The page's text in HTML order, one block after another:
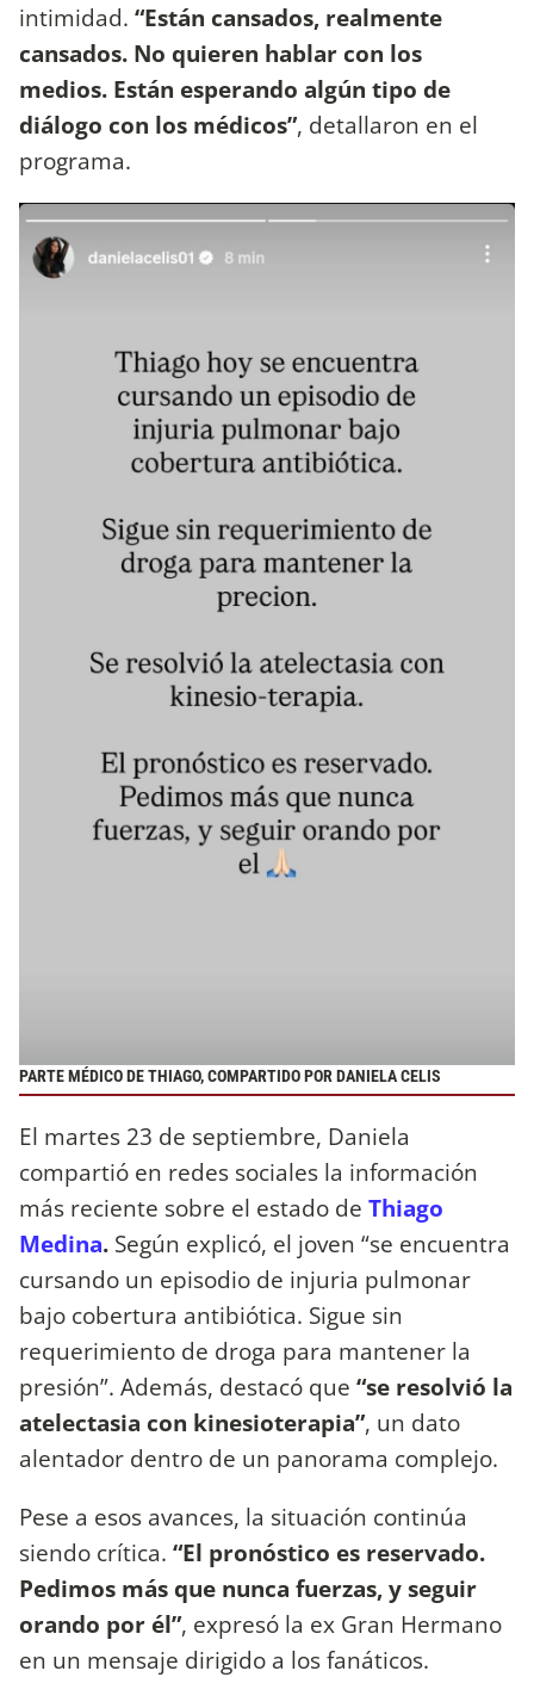
intimidad. “Están cansados, realmente
cansados. No quieren hablar con los
medios. Están esperando algún tipo de
diálogo con los médicos”, detallaron en el
programa.
PARTE MÉDICO DE THIAGO, COMPARTIDO POR DANIELA CELIS
El martes 23 de septiembre, Daniela
compartió en redes sociales la información
más reciente sobre el estado de Thiago
Medina. Según explicó, el joven “se encuentra
cursando un episodio de injuria pulmonar
bajo cobertura antibiótica. Sigue sin
requerimiento de droga para mantener la
presión”. Además, destacó que “se resolvió la
atelectasia con kinesioterapia”, un dato
alentador dentro de un panorama complejo.
Pese a esos avances, la situación continúa
siendo crítica. “El pronóstico es reservado.
Pedimos más que nunca fuerzas, y seguir
orando por él”, expresó la ex Gran Hermano
en un mensaje dirigido a los fanáticos.